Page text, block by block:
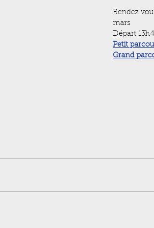
Rendez
mars
Départ
Petit
Grand